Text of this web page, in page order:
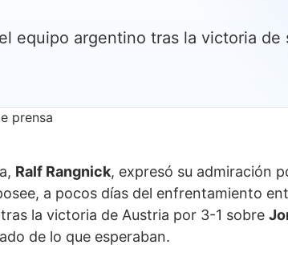
equipo argentino tras la victoria de
Ralf Rangnick, expresó su admiración
a pocos días del enfrentamiento
la victoria de Austria por 3-1 sobre
de lo que esperaban.